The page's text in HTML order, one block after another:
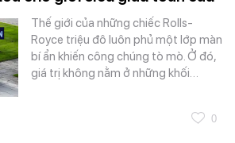
Thế giới của những chiếc Rolls-
Royce triệu đô luôn phủ một lớp màn
bí ẩn khiến công chúng tò mò. Ở đó,
giá trị không nằm ở những khối…
0